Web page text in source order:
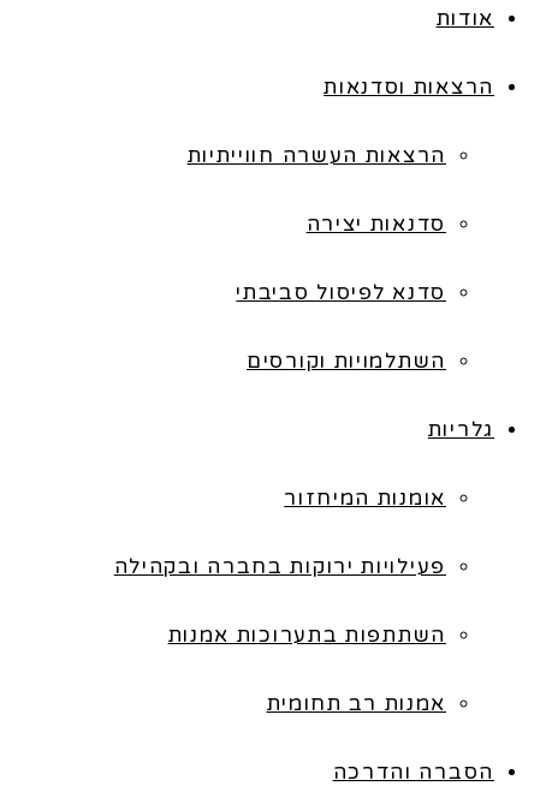
אודות
הרצאות וסדנאות
הרצאות העשרה חווייתיות
סדנאות יצירה
סדנא לפיסול סביבתי
השתלמויות וקורסים
גלריות
אומנות המיחזור
פעילויות ירוקות בחברה ובקהילה
השתתפות בתערוכות אמנות
אמנות רב תחומית
הסברה והדרכה